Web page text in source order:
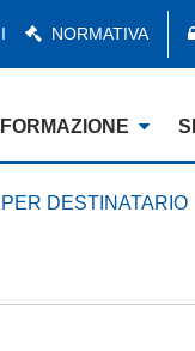
NORMATIVA
FORMAZIONE
DESTINATARIO